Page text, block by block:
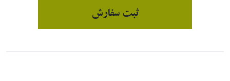
ثبت سفارش